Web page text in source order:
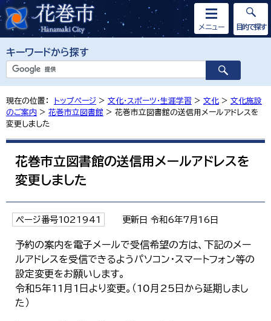
キーワードから探す
メニュー 目的で探す
現在の位置： トップページ > 文化・スポーツ・生涯学習 > 文化 > 文化施設
のご案内 > 花巻市立図書館 > 花巻市立図書館の送信用メールアドレスを
変更しました
花巻市立図書館の送信用メールアドレスを
変更しました
ページ番号1021941 更新日 令和6年7月16日
予約の案内を電子メールで受信希望の方は、下記のメー
ルアドレスを受信できるようパソコン・スマートフォン等の
設定変更をお願いします。
令和5年11月1日より変更。（10月25日から延期しまし
た）